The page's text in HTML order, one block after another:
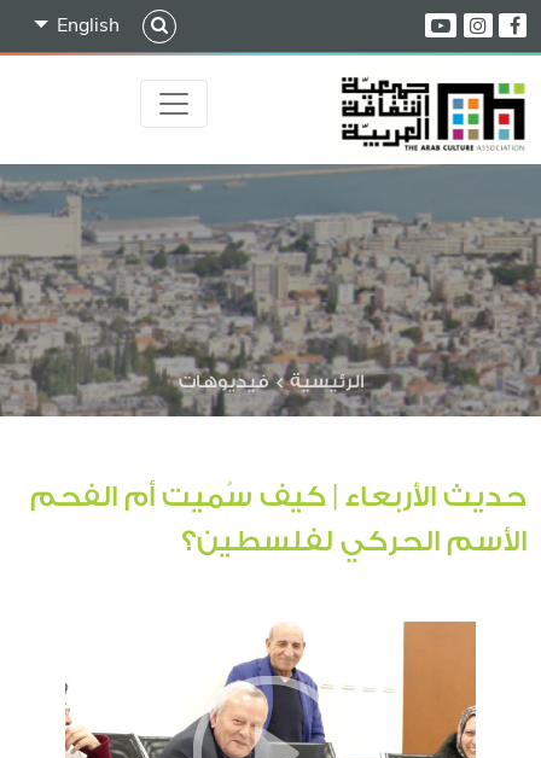
English
الرئيسية>فيديوهات
حديث الأربعاء | كيف سُميت أم الفحم
الأسم الحركي لفلسطين؟